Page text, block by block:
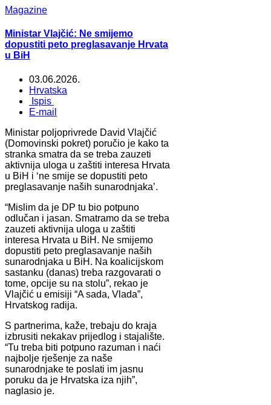
Magazine
Ministar Vlajčić: Ne smijemo
dopustiti peto preglasavanje Hrvata
u BiH
03.06.2026.
Hrvatska
Ispis
E-mail
Ministar poljoprivrede David Vlajčić
(Domovinski pokret) poručio je kako ta
stranka smatra da se treba zauzeti
aktivnija uloga u zaštiti interesa Hrvata
u BiH i ‘ne smije se dopustiti peto
preglasavanje naših sunarodnjaka’.
“Mislim da je DP tu bio potpuno
odlučan i jasan. Smatramo da se treba
zauzeti aktivnija uloga u zaštiti
interesa Hrvata u BiH. Ne smijemo
dopustiti peto preglasavanje naših
sunarodnjaka u BiH. Na koalicijskom
sastanku (danas) treba razgovarati o
tome, opcije su na stolu”, rekao je
Vlajčić u emisiji “A sada, Vlada”,
Hrvatskog radija.
S partnerima, kaže, trebaju do kraja
izbrusiti nekakav prijedlog i stajalište.
“Tu treba biti potpuno razuman i naći
najbolje rješenje za naše
sunarodnjake te poslati im jasnu
poruku da je Hrvatska iza njih”,
naglasio je.